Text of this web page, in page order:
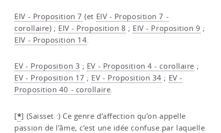
EIV - Proposition 7 (et EIV - Proposition 7 -
corollaire) ; EIV - Proposition 8 ; EIV - Proposition 9 ;
EIV - Proposition 14.
EV - Proposition 3 ; EV - Proposition 4 - corollaire ;
EV - Proposition 17 ; EV - Proposition 34 ; EV -
Proposition 40 - corollaire.
[*] (Saisset :) Ce genre d’affection qu’on appelle
passion de l’âme, c’est une idée confuse par laquelle